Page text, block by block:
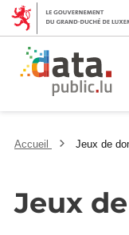
Accueil Jeux de
Jeux